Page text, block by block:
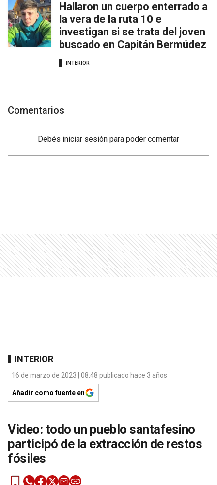
Hallaron un cuerpo enterrado a
la vera de la ruta 10 e
investigan si se trata del joven
buscado en Capitán Bermúdez
INTERIOR
Comentarios
Debés iniciar sesión para poder comentar
INTERIOR
16 de marzo de 2023 | 08:48 publicado hace 3 años
Añadir como fuente en
Video: todo un pueblo santafesino
participó de la extracción de restos
fósiles